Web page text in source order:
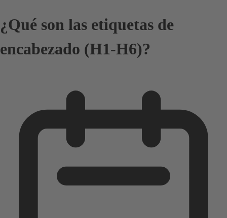
¿Qué son las etiquetas de
encabezado (H1-H6)?